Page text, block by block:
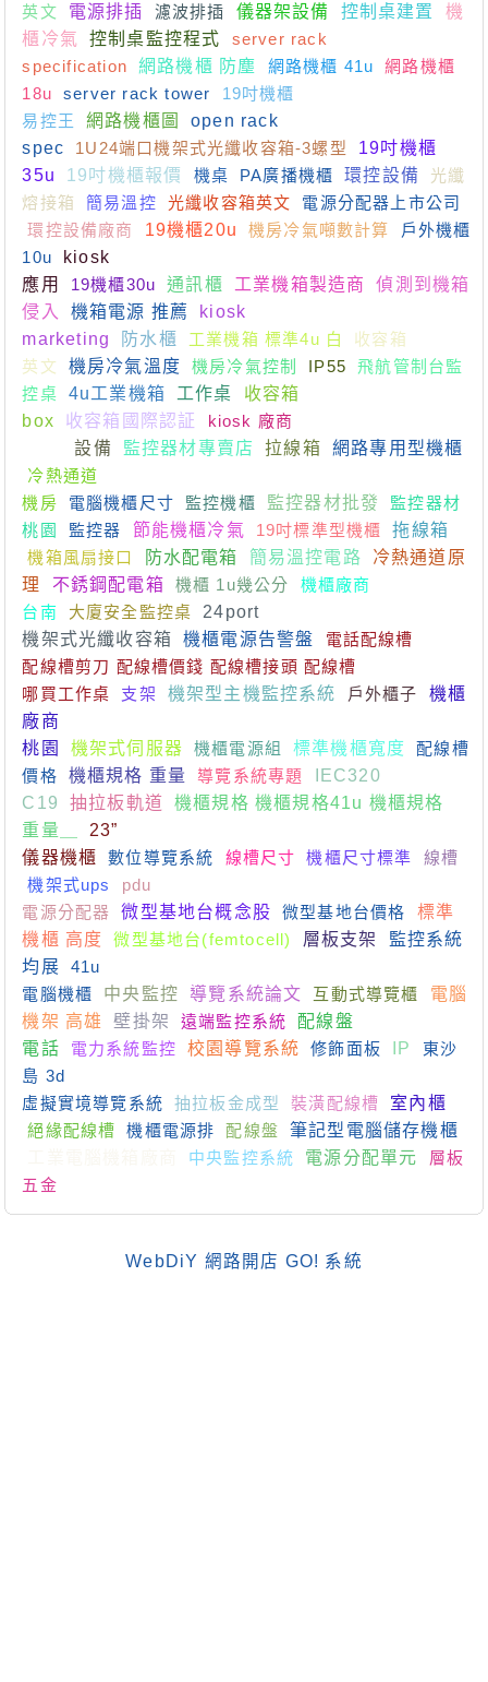
英文
電源排插 濾波排插 儀器架設備 控制桌建置
機
櫃冷氣
控制桌監控程式
server rack
specification
網路機櫃 防塵 網路機櫃 41u
網路機櫃
18u
server rack tower
19吋機櫃
易控王
網路機櫃圖
open rack
spec
1U24端口機架式光纖收容箱-3螺型
19吋機櫃
35u
19吋機櫃報價 機桌 PA廣播機櫃 環控設備
光纖
熔接箱
簡易溫控 光纖收容箱英文
電源分配器上市公司
環控設備廠商
19機櫃20u 機房冷氣噸數計算
戶外機櫃
10u
kiosk
應用
19機櫃30u 通訊櫃 工業機箱製造商
偵測到機箱
侵入
機箱電源 推薦
kiosk
marketing
防水櫃 工業機箱 標準4u 白
收容箱
英文
機房冷氣溫度 機房冷氣控制 IP55
飛航管制台監
控桌
4u工業機箱 工作桌
收容箱
box
收容箱國際認証 kiosk 廠商
設備 監控器材專賣店 拉線箱
網路專用型機櫃
冷熱通道
機房
電腦機櫃尺寸 監控機櫃 監控器材批發
監控器材
桃園
監控器 節能機櫃冷氣 19吋標準型機櫃
拖線箱
機箱風扇接口
防水配電箱 簡易溫控電路
冷熱通道原
理
不銹鋼配電箱 機櫃 1u幾公分
機櫃廠商
台南
大廈安全監控桌
24port
機架式光纖收容箱
機櫃電源告警盤
電話配線槽
配線槽剪刀 配線槽價錢 配線槽接頭 配線槽
哪買工作桌
支架 機架型主機監控系統 戶外櫃子
機櫃
廠商
桃園
機架式伺服器 機櫃電源組 標準機櫃寬度
配線槽
價格
機櫃規格 重量 導覽系統專題
IEC320
C19
抽拉板軌道
機櫃規格 機櫃規格41u 機櫃規格
重量＿
23”
儀器機櫃
數位導覽系統 線槽尺寸 機櫃尺寸標準
線槽
機架式ups
pdu
電源分配器
微型基地台概念股 微型基地台價格
標準
機櫃 高度
微型基地台(femtocell) 層板支架
監控系統
均展
41u
電腦機櫃
中央監控 導覽系統論文 互動式導覽櫃
電腦
機架 高雄
壁掛架 遠端監控系統
配線盤
電話
電力系統監控 校園導覽系統 修飾面板 IP
東沙
島 3d
虛擬實境導覽系統
抽拉板金成型 裝潢配線槽
室內櫃
絕緣配線槽
機櫃電源排 配線盤
筆記型電腦儲存機櫃
中央監控系統 電源分配單元
層板
五金
WebDiY 網路開店 GO! 系統